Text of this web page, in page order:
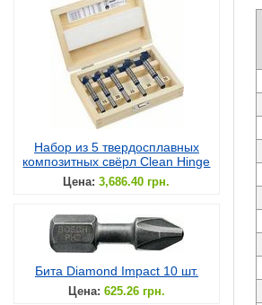
Набор из 5 твердосплавных
композитных свёрл Clean Hinge
Цена: 3,686.40 грн.
Бита Diamond Impact 10 шт.
Цена: 625.26 грн.